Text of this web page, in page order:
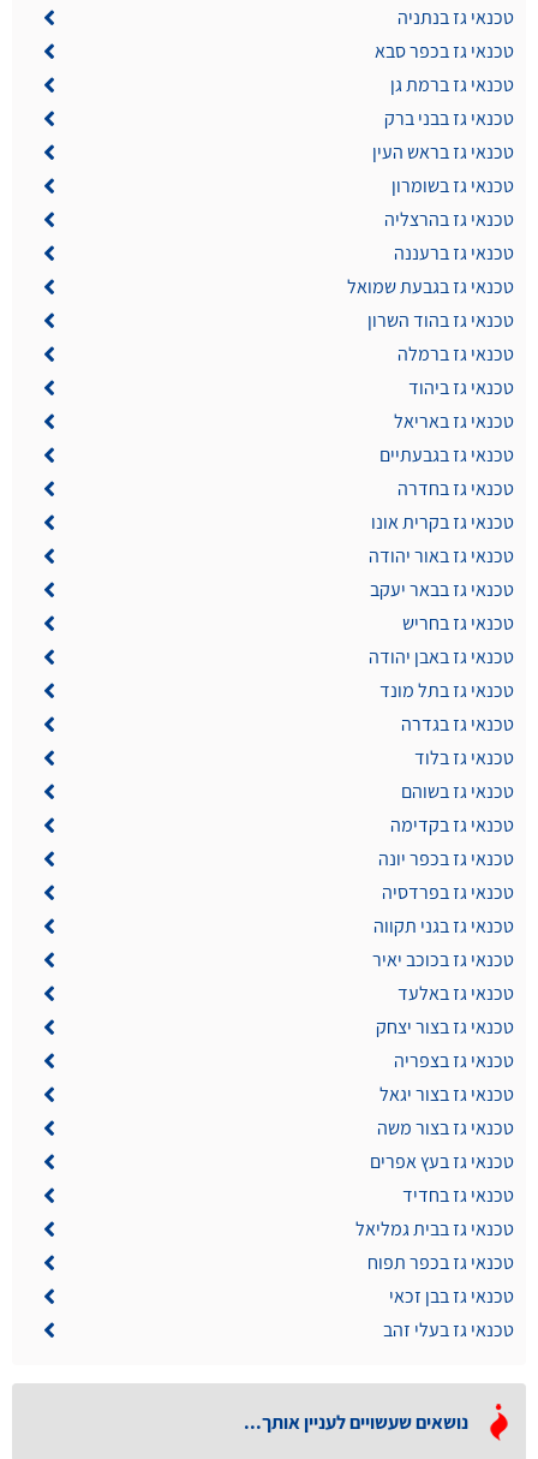
טכנאי גז בנתניה
טכנאי גז בכפר סבא
טכנאי גז ברמת גן
טכנאי גז בבני ברק
טכנאי גז בראש העין
טכנאי גז בשומרון
טכנאי גז בהרצליה
טכנאי גז ברעננה
טכנאי גז בגבעת שמואל
טכנאי גז בהוד השרון
טכנאי גז ברמלה
טכנאי גז ביהוד
טכנאי גז באריאל
טכנאי גז בגבעתיים
טכנאי גז בחדרה
טכנאי גז בקרית אונו
טכנאי גז באור יהודה
טכנאי גז בבאר יעקב
טכנאי גז בחריש
טכנאי גז באבן יהודה
טכנאי גז בתל מונד
טכנאי גז בגדרה
טכנאי גז בלוד
טכנאי גז בשוהם
טכנאי גז בקדימה
טכנאי גז בכפר יונה
טכנאי גז בפרדסיה
טכנאי גז בגני תקווה
טכנאי גז בכוכב יאיר
טכנאי גז באלעד
טכנאי גז בצור יצחק
טכנאי גז בצפריה
טכנאי גז בצור יגאל
טכנאי גז בצור משה
טכנאי גז בעץ אפרים
טכנאי גז בחדיד
טכנאי גז בבית גמליאל
טכנאי גז בכפר תפוח
טכנאי גז בבן זכאי
טכנאי גז בעלי זהב
נושאים שעשויים לעניין אותך...